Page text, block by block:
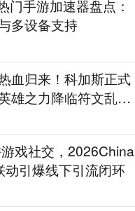
门手游加速器盘点：
多设备支持
血归来！科加斯正式
雄之力降临符文乱
戏社交，2026China
动引爆线下引流闭环